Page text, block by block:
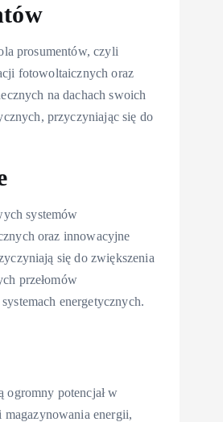
prosumentów, czyli
fotowoltaicznych oraz
na dachach swoich
przyczyniając się do
systemów
oraz innowacyjne
się do zwiększenia
przełomów
energetycznych.
ogromny potencjał w
energii,